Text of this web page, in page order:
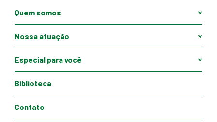
Quem somos
Nossa atuação
Especial para você
Biblioteca
Contato